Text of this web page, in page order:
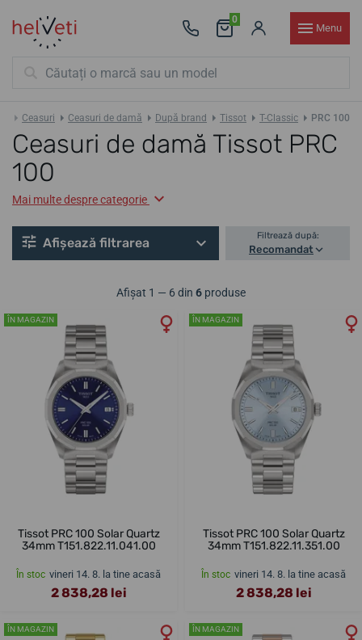
0
Menu
Ceasuri Ceasuri de damă După brand Tissot T-Classic PRC 100
Ceasuri de damă Tissot PRC
100
Mai multe despre categorie
Afișează filtrarea Filtrează după:
Recomandat
Afișat 1 — 6 din 6 produse
ÎN MAGAZIN
Tissot PRC 100 Solar Quartz
34mm T151.822.11.041.00
În stoc vineri 14. 8. la tine acasă
2 838,28 lei
ÎN MAGAZIN
Tissot PRC 100 Solar Quartz
34mm T151.822.11.351.00
În stoc vineri 14. 8. la tine acasă
2 838,28 lei
ÎN MAGAZIN ÎN MAGAZIN